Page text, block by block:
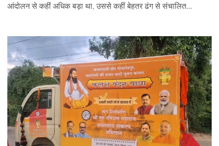
आंदोलन से कहीं अधिक बड़ा था, उससे कहीं बेहतर ढंग से संचालित...